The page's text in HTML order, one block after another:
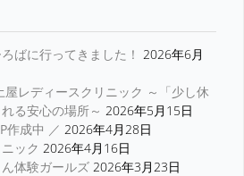
ばに行ってきました！ 2026年6月
屋レディースクリニック ～「少し休
る安心の場所～ 2026年5月15日
作成中 ／ 2026年4月28日
ック 2026年4月16日
体験ガールズ 2026年3月23日